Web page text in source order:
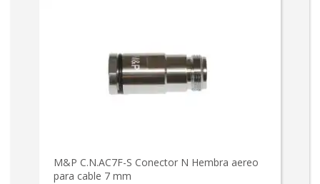
M&P C.N.AC7F-S Conector N Hembra aereo
para cable 7 mm